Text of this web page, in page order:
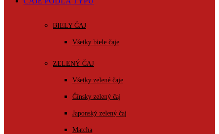
BIELY ČAJ
Všetky biele čaje
ZELENÝ ČAJ
Všetky zelené čaje
Čínsky zelený čaj
Japonský zelený čaj
Matcha